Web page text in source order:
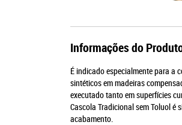
Informações do
É indicado especialmente para a
sintéticos em madeiras
executado tanto em superfícies
Cascola Tradicional sem Toluol é